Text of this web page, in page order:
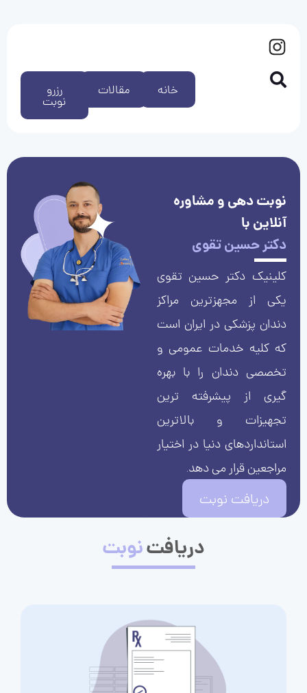
رزرو
نوبت
مقالات خانه
نوبت دهی و مشاوره
آنلاین با
دکتر حسین تقوی
کلینیک دکتر حسین تقوی
یکی از مجهزترین مراکز
دندان پزشکی در ایران است
که کلیه خدمات عمومی و
تخصصی دندان را با بهره
گیری از پیشرفته ترین
تجهیزات و بالاترین
استانداردهای دنیا در اختیار
مراجعین قرار می دهد.
دریافت نوبت
دریافتنوبت